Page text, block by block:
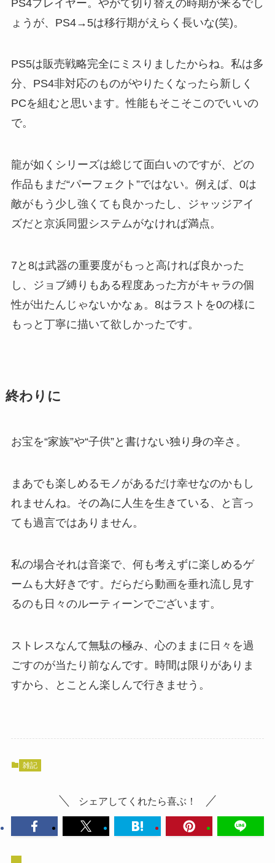
PS4プレイヤー。やがて切り替えの時期が来るでし
ょうが、PS4→5は移行期がえらく長いな(笑)。
PS5は販売戦略完全にミスりましたからね。私は多
分、PS4非対応のものがやりたくなったら新しく
PCを組むと思います。性能もそこそこのでいいの
で。
龍が如くシリーズは総じて面白いのですが、どの
作品もまだ“パーフェクト”ではない。例えば、0は
敵がもう少し強くても良かったし、ジャッジアイ
ズだと京浜同盟システムがなければ満点。
7と8は武器の重要度がもっと高ければ良かった
し、ジョブ縛りもある程度あった方がキャラの個
性が出たんじゃないかなぁ。8はラストを0の様に
もっと丁寧に描いて欲しかったです。
終わりに
お宝を“家族”や“子供”と書けない独り身の辛さ。
まあでも楽しめるモノがあるだけ幸せなのかもし
れませんね。その為に人生を生きている、と言っ
ても過言ではありません。
私の場合それは音楽で、何も考えずに楽しめるゲ
ームも大好きです。だらだら動画を垂れ流し見す
るのも日々のルーティーンでございます。
ストレスなんて無駄の極み、心のままに日々を過
ごすのが当たり前なんです。時間は限りがありま
すから、とことん楽しんで行きませう。
雑記
シェアしてくれたら喜ぶ！